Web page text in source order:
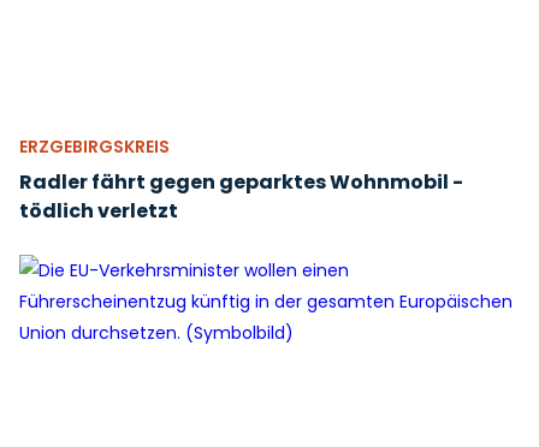
ERZGEBIRGSKREIS
Radler fährt gegen geparktes Wohnmobil -
tödlich verletzt